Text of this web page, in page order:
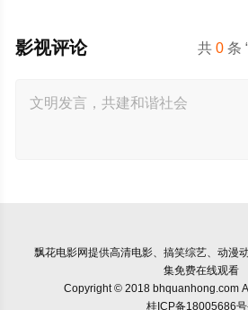
共0 条
影视评论
飘花电影网提供高清电影、搞笑综艺、动漫
集免费在线观看
Copyright © 2018 bhquanhong.com
桂ICP备18005686